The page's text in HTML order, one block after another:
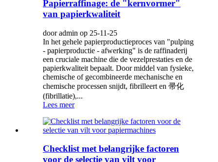
Papierraffinage: de "kernvormer"
van papierkwaliteit
door admin op 25-11-25
In het gehele papierproductieproces van "pulping
- papierproductie - afwerking" is de raffinaderij
een cruciale machine die de vezelprestaties en de
papierkwaliteit bepaalt. Door middel van fysieke,
chemische of gecombineerde mechanische en
chemische processen snijdt, fibrilleert en 帚化
(fibrillatie),...
Lees meer
Checklist met belangrijke factoren
voor de selectie van vilt voor